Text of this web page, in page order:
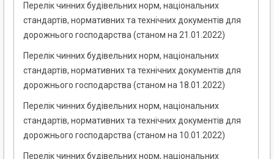
Перелік чинних будівельних норм, національних
стандартів, нормативних та технічних документів для
дорожнього господарства (станом на 21.01.2022)
Перелік чинних будівельних норм, національних
стандартів, нормативних та технічних документів для
дорожнього господарства (станом на 18.01.2022)
Перелік чинних будівельних норм, національних
стандартів, нормативних та технічних документів для
дорожнього господарства (станом на 10.01.2022)
Перелік чинних будівельних норм, національних